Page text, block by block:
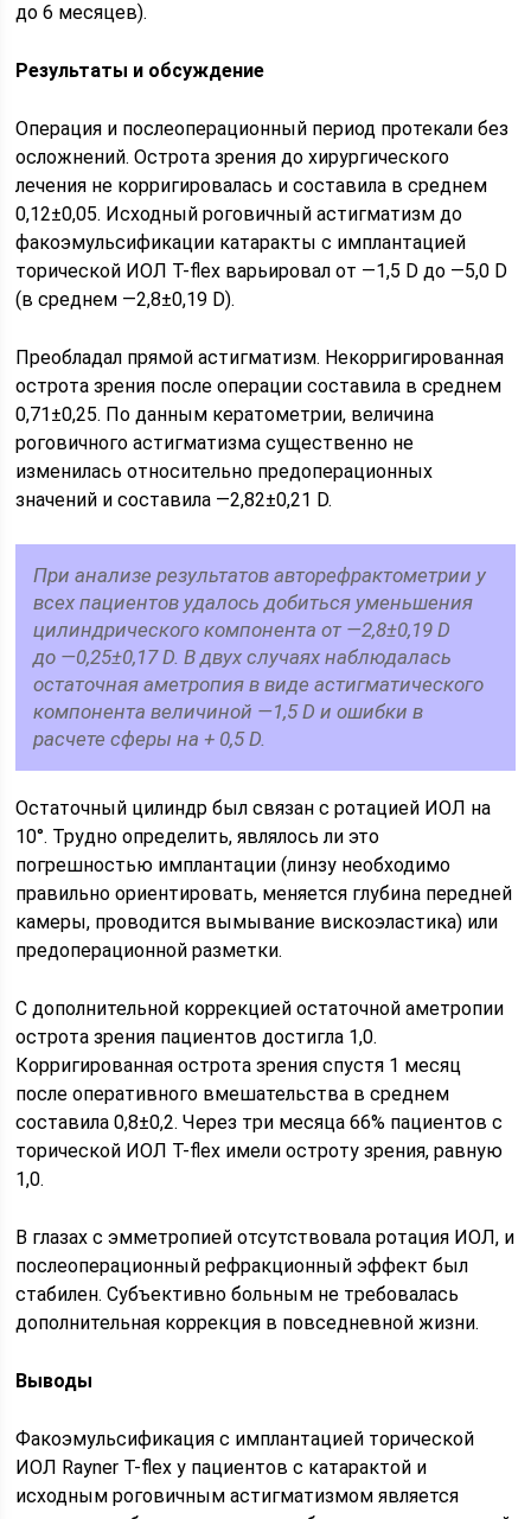
до 6 месяцев).
Результаты и обсуждение
Операция и послеоперационный период протекали без
осложнений. Острота зрения до хирургического
лечения не корригировалась и составила в среднем
0,12±0,05. Исходный роговичный астигматизм до
факоэмульсификации катаракты с имплантацией
торической ИОЛ T-flex варьировал от —1,5 D до —5,0 D
(в среднем —2,8±0,19 D).
Преобладал прямой астигматизм. Некорригированная
острота зрения после операции составила в среднем
0,71±0,25. По данным кератометрии, величина
роговичного астигматизма существенно не
изменилась относительно предоперационных
значений и составила —2,82±0,21 D.
При анализе результатов авторефрактометрии у
всех пациентов удалось добиться уменьшения
цилиндрического компонента от —2,8±0,19 D
до —0,25±0,17 D. В двух случаях наблюдалась
остаточная аметропия в виде астигматического
компонента величиной —1,5 D и ошибки в
расчете сферы на + 0,5 D.
Остаточный цилиндр был связан с ротацией ИОЛ на
10°. Трудно определить, являлось ли это
погрешностью имплантации (линзу необходимо
правильно ориентировать, меняется глубина передней
камеры, проводится вымывание вискоэластика) или
предоперационной разметки.
С дополнительной коррекцией остаточной аметропии
острота зрения пациентов достигла 1,0.
Корригированная острота зрения спустя 1 месяц
после оперативного вмешательства в среднем
составила 0,8±0,2. Через три месяца 66% пациентов с
торической ИОЛ T-flex имели остроту зрения, равную
1,0.
В глазах с эмметропией отсутствовала ротация ИОЛ, и
послеоперационный рефракционный эффект был
стабилен. Субъективно больным не требовалась
дополнительная коррекция в повседневной жизни.
Выводы
Факоэмульсификация с имплантацией торической
ИОЛ Rayner T-flex у пациентов с катарактой и
исходным роговичным астигматизмом является